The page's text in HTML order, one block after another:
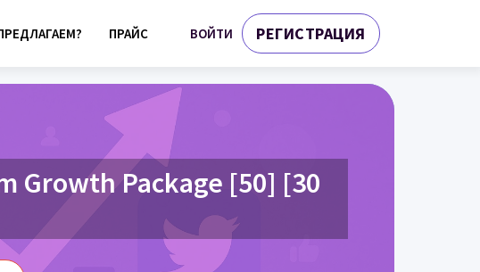
ПРАЙС ВОЙТИ РЕГИСТРАЦИЯ
Growth Package [50] [30